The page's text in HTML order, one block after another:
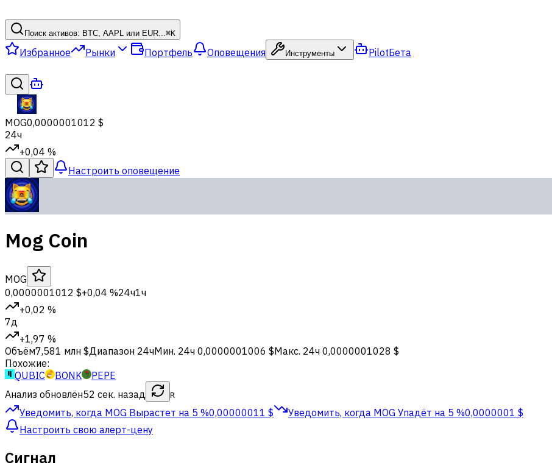
Поиск активов: BTC, AAPL или EUR...⌘K
Избранное Рынки Портфель Оповещения Инструменты PilotБета
MOG0,0000001012 $
24ч
+0,04 %
Настроить оповещение
Mog Coin
MOG
0,0000001012 $+0,04 %24ч1ч
+0,02 %
7д
+1,97 %
Объём7,581 млн $Диапазон 24чМин. 24ч 0,0000001006 $Макс. 24ч 0,0000001028 $
Похожие:
QUBIC
BONK
PEPE
Анализ обновлён52 сек. назад R
Уведомить, когда MOG Вырастет на 5 %0,00000011 $ Уведомить, когда MOG Упадёт на 5 %0,0000001 $
Настроить свою алерт-цену
Сигнал